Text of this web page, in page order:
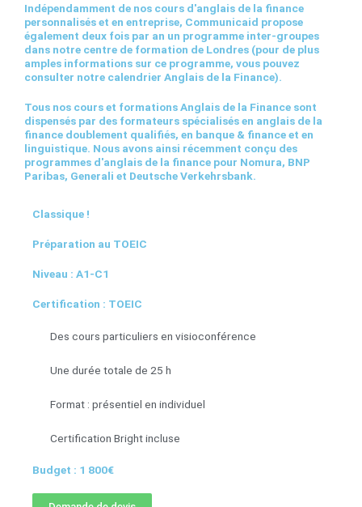
Indépendamment de nos cours d'anglais de la finance
personnalisés et en entreprise, Communicaid propose
également deux fois par an un programme inter-groupes
dans notre centre de formation de Londres (pour de plus
amples informations sur ce programme, vous pouvez
consulter notre calendrier Anglais de la Finance).
Tous nos cours et formations Anglais de la Finance sont
dispensés par des formateurs spécialisés en anglais de la
finance doublement qualifiés, en banque & finance et en
linguistique. Nous avons ainsi récemment conçu des
programmes d'anglais de la finance pour Nomura, BNP
Paribas, Generali et Deutsche Verkehrsbank.
Classique !
Préparation au TOEIC
Niveau : A1-C1
Certification : TOEIC
Des cours particuliers en visioconférence
Une durée totale de 25 h
Format : présentiel en individuel
Certification Bright incluse
Budget : 1 800€